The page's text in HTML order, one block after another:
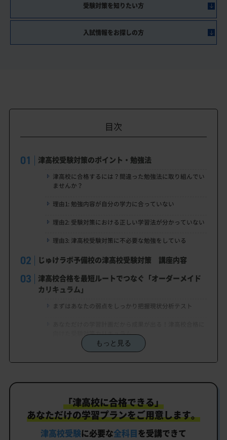
受験対策を知りたい方
入試情報をお探しの方
目次
津高校受験対策のポイント・勉強法
津高校に合格するには？間違った勉強法に取り組んでい
ませんか？
理由1: 勉強内容が自分の学力に合っていない
理由2: 受験対策における正しい学習法が分かっていない
理由3: 津高校受験対策に不必要な勉強をしている
じゅけラボ予備校の津高校受験対策 講座内容
津高校合格を最短ルートでつなぐ「オーダーメイド
カリキュラム」
まずはあなたの弱点をしっかり把握現状分析テスト
向けた受験対策カリキュラム
学習効果をしっかり確認定着度テスト
ドカリキュラム」だから成果が出る！
カリキュラムや料金についてお気軽にご相談くださ
い
もっと見る
「津高校に合格できる」
あなただけの学習プランをご用意します。
津高校受験に必要な全科目を受講できて